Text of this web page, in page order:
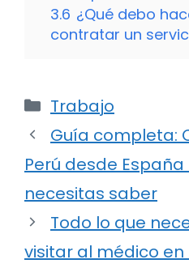
3.6 ¿Qué debo
contratar un
Categorías
Trabajo
Guía completa:
Perú desde
necesitas saber
Todo lo que
visitar al médico